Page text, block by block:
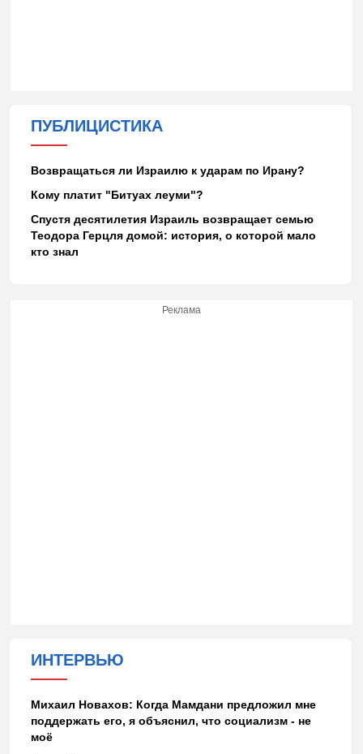
ПУБЛИЦИСТИКА
Возвращаться ли Израилю к ударам по Ирану?
Кому платит "Битуах леуми"?
Спустя десятилетия Израиль возвращает семью
Теодора Герцля домой: история, о которой мало
кто знал
Реклама
ИНТЕРВЬЮ
Михаил Новахов: Когда Мамдани предложил мне
поддержать его, я объяснил, что социализм - не
моё